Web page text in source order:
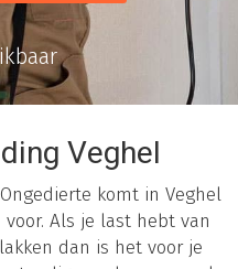
Veghel
komt in Veghel
Als je last hebt van
dan is het voor je